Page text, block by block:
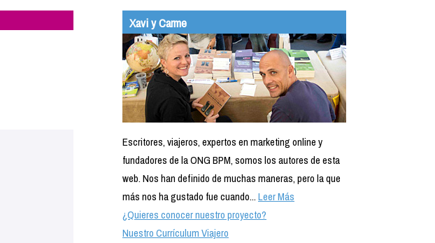
Xavi y Carme
Escritores, viajeros, expertos en marketing online y
fundadores de la ONG BPM, somos los autores de esta
web. Nos han definido de muchas maneras, pero la que
más nos ha gustado fue cuando...Leer Más
¿Quieres conocer nuestro proyecto?
Nuestro Currículum Viajero